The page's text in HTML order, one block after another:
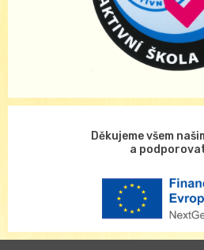
Děkujeme všem
a